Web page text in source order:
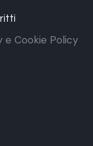
e Cookie Policy